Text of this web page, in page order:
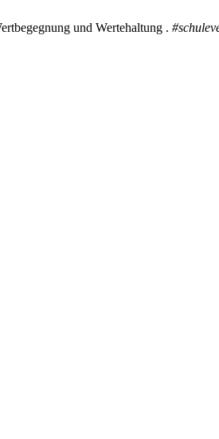
und Wertehaltung .